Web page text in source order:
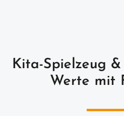
Kita-Spielzeug
Werte mit